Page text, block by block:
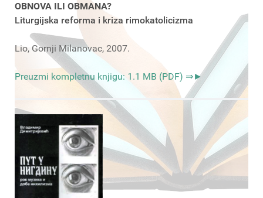
OBNOVA ILI OBMANA?
Liturgijska reforma i kriza rimokatolicizma
Lio, Gornji Milanovac, 2007.
Preuzmi kompletnu knjigu: 1.1 MB (PDF) ⇒►